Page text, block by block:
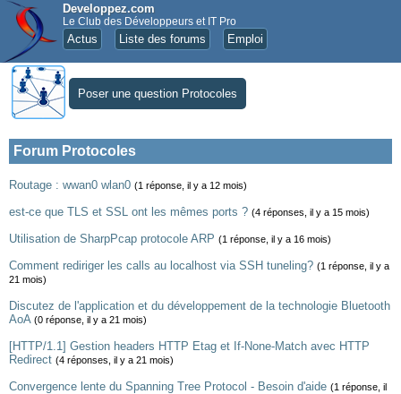
Developpez.com
Le Club des Développeurs et IT Pro
Actus Liste des forums Emploi
Poser une question Protocoles
Forum Protocoles
Routage : wwan0 wlan0 (1 réponse, il y a 12 mois)
est-ce que TLS et SSL ont les mêmes ports ? (4 réponses, il y a 15 mois)
Utilisation de SharpPcap protocole ARP (1 réponse, il y a 16 mois)
Comment rediriger les calls au localhost via SSH tuneling? (1 réponse, il y a
21 mois)
Discutez de l'application et du développement de la technologie Bluetooth
AoA (0 réponse, il y a 21 mois)
[HTTP/1.1] Gestion headers HTTP Etag et If-None-Match avec HTTP
Redirect (4 réponses, il y a 21 mois)
Convergence lente du Spanning Tree Protocol - Besoin d'aide (1 réponse, il